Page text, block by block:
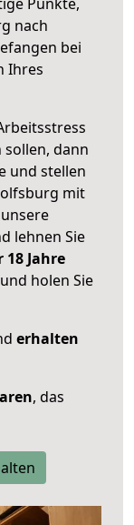
nach
bei
Ihres
sollen, dann
und stellen
mit
lehnen Sie
Jahre
holen Sie
erhalten
, das